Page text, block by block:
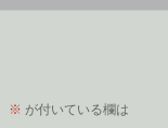
※ が付いている欄は